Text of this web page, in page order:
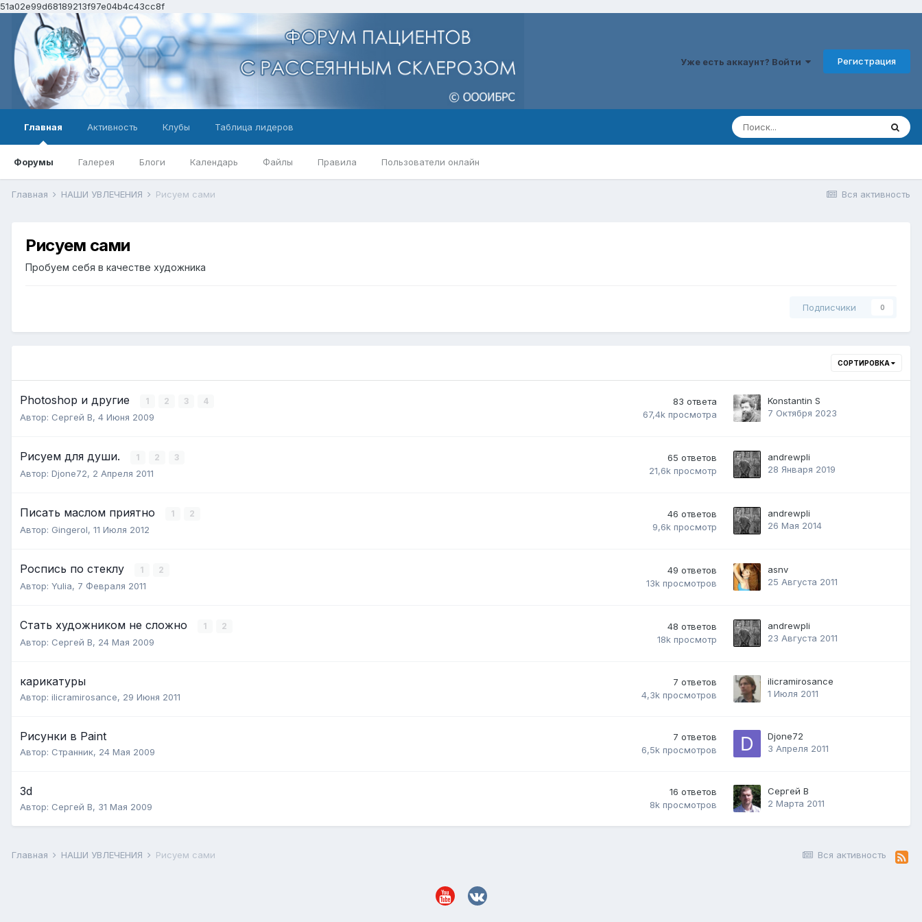
51a02e99d68189213f97e04b4c43cc8f
Уже есть аккаунт? Войти Регистрация
Главная
Форумы Галерея Блоги Календарь Файлы Правила Пользователи онлайн
Активность Клубы Таблица лидеров
Вся активность
Главная НАШИ УВЛЕЧЕНИЯ Рисуем сами
Рисуем сами
Пробуем себя в качестве художника
Подписчики 0
СОРТИРОВКА
Photoshop и другие 1 2 3 4
Автор: Сергей В, 4 Июня 2009
83 ответа
67,4k просмотра
Konstantin S
7 Октября 2023
Рисуем для души. 1 2 3
Автор: Djone72, 2 Апреля 2011
65 ответов
21,6k просмотр
andrewpli
28 Января 2019
Писать маслом приятно 1 2
Автор: Gingerol, 11 Июля 2012
46 ответов
9,6k просмотр
andrewpli
26 Мая 2014
Роспись по стеклу 1 2
Автор: Yulia, 7 Февраля 2011
49 ответов
13k просмотров
asnv
25 Августа 2011
Стать художником не сложно 1 2
Автор: Сергей В, 24 Мая 2009
48 ответов
18k просмотр
andrewpli
23 Августа 2011
карикатуры
Автор: ilicramirosance, 29 Июня 2011
7 ответов
4,3k просмотров
ilicramirosance
1 Июля 2011
Рисунки в Paint
Автор: Странник, 24 Мая 2009
7 ответов
6,5k просмотров
Djone72
3 Апреля 2011
3d
Автор: Сергей В, 31 Мая 2009
16 ответов
8k просмотров
Сергей В
2 Марта 2011
Вся активность
Главная НАШИ УВЛЕЧЕНИЯ Рисуем сами